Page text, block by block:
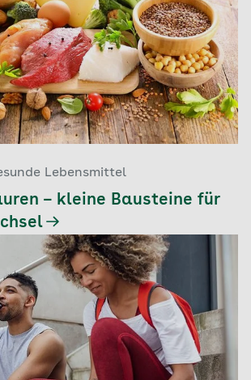
Lebensmittel
– kleine Bausteine für